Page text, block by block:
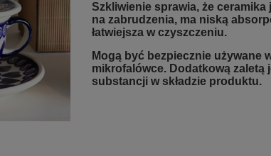
Szkliwienie sprawia, że
na zabrudzenia, ma niską
łatwiejsza w czyszczeniu.
Mogą być bezpiecznie używane
mikrofalówce. Dodatkową zaletą
substancji w składzie produktu.